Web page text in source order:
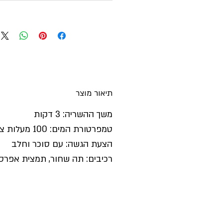
תיאור מוצר
משך ההשריה: 3 דקות
טמפרטורת המים: 100 מעלות צלזיוס
הצעת הגשה: עם סוכר וחלב
רכיבים: תה שחור, תמצית